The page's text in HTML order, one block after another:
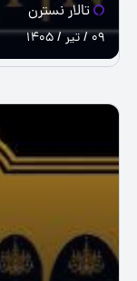
تالار نسترن
09 / تیر / 1405